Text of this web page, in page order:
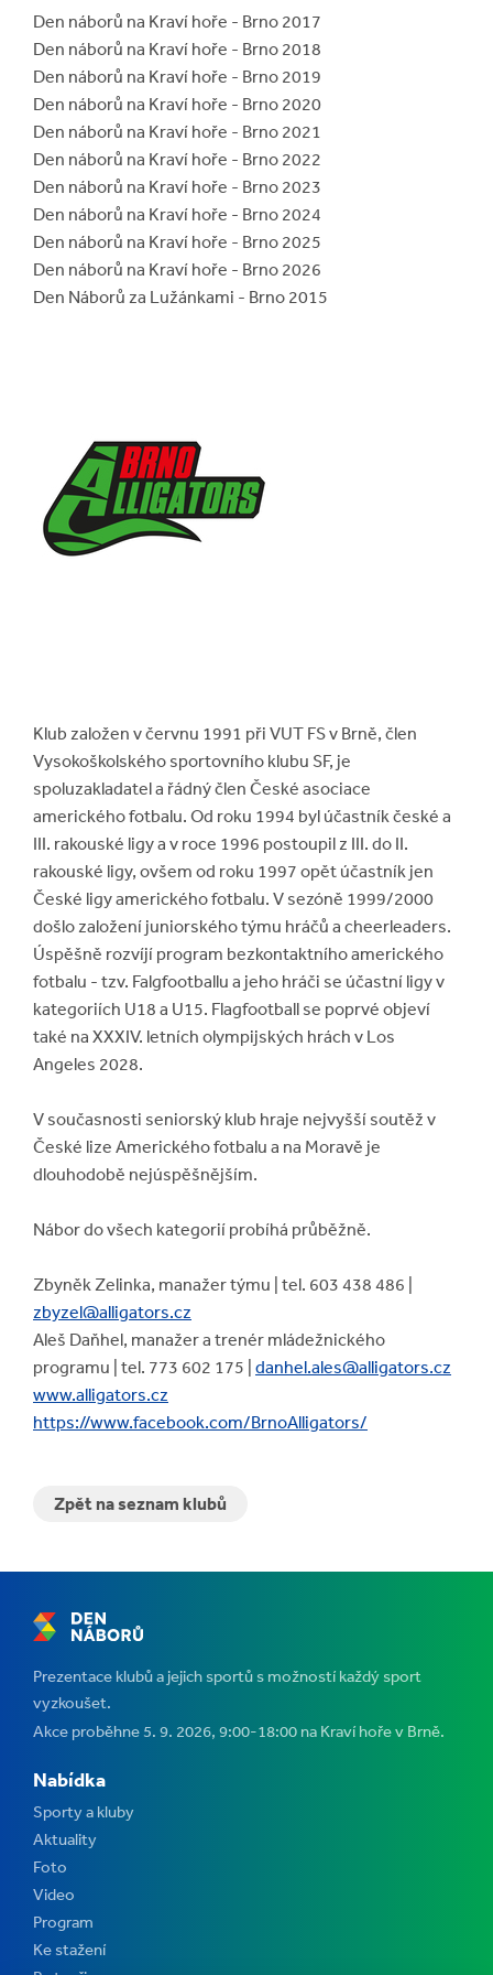
Den náborů na Kraví hoře - Brno 2017
Den náborů na Kraví hoře - Brno 2018
Den náborů na Kraví hoře - Brno 2019
Den náborů na Kraví hoře - Brno 2020
Den náborů na Kraví hoře - Brno 2021
Den náborů na Kraví hoře - Brno 2022
Den náborů na Kraví hoře - Brno 2023
Den náborů na Kraví hoře - Brno 2024
Den náborů na Kraví hoře - Brno 2025
Den náborů na Kraví hoře - Brno 2026
Den Náborů za Lužánkami - Brno 2015
Klub založen v červnu 1991 při VUT FS v Brně, člen
Vysokoškolského sportovního klubu SF, je
spoluzakladatel a řádný člen České asociace
amerického fotbalu. Od roku 1994 byl účastník české a
III. rakouské ligy a v roce 1996 postoupil z III. do II.
rakouské ligy, ovšem od roku 1997 opět účastník jen
České ligy amerického fotbalu. V sezóně 1999/2000
došlo založení juniorského týmu hráčů a cheerleaders.
Úspěšně rozvíjí program bezkontaktního amerického
fotbalu - tzv. Falgfootballu a jeho hráči se účastní ligy v
kategoriích U18 a U15. Flagfootball se poprvé objeví
také na XXXIV. letních olympijských hrách v Los
Angeles 2028.
V současnosti seniorský klub hraje nejvyšší soutěž v
České lize Amerického fotbalu a na Moravě je
dlouhodobě nejúspěšnějším.
Nábor do všech kategorií probíhá průběžně.
Zbyněk Zelinka, manažer týmu | tel. 603 438 486 |
zbyzel@alligators.cz
Aleš Daňhel, manažer a trenér mládežnického
programu | tel. 773 602 175 | danhel.ales@alligators.cz
www.alligators.cz
https://www.facebook.com/BrnoAlligators/
Zpět na seznam klubů
Prezentace klubů a jejich sportů s možností každý sport
vyzkoušet.
Akce proběhne 5. 9. 2026, 9:00-18:00 na Kraví hoře v Brně.
Nabídka
Sporty a kluby
Aktuality
Foto
Video
Program
Ke stažení